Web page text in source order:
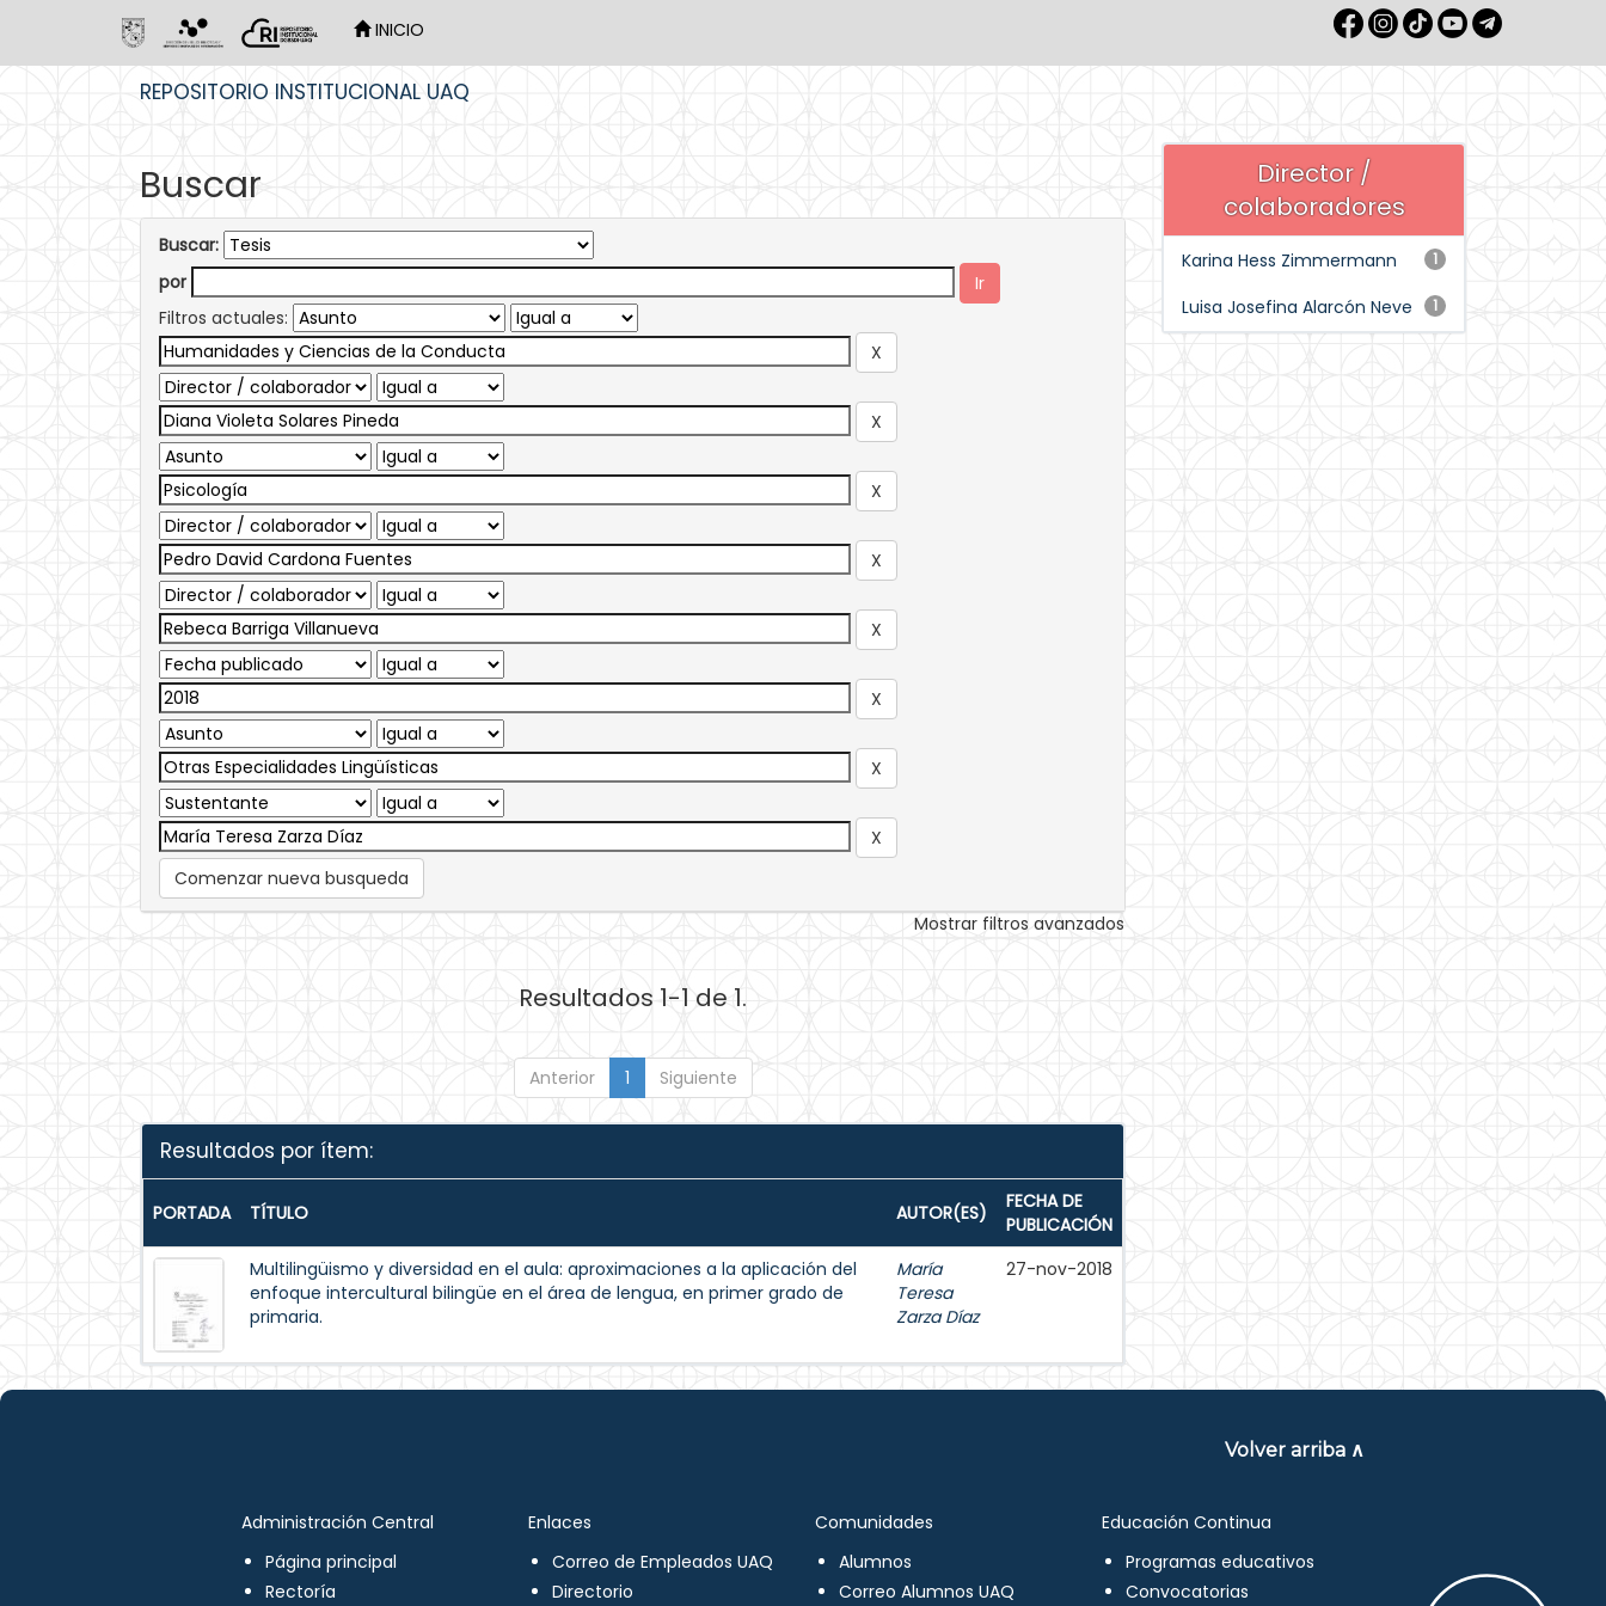
INICIO
REPOSITORIO INSTITUCIONAL UAQ
Buscar
Buscar:
por
Filtros actuales:
Comenzar nueva busqueda
Mostrar filtros avanzados
Resultados 1-1 de 1.
Anterior 1 Siguiente
Resultados por ítem:
PORTADA TÍTULO AUTOR(ES)
FECHA DE
PUBLICACIÓN
Multilingüismo y diversidad en el aula: aproximaciones a la aplicación del
enfoque intercultural bilingüe en el área de lengua, en primer grado de
primaria.
María
Teresa
Zarza Díaz
27-nov-2018
Director /
colaboradores
1
Karina Hess Zimmermann
1
Luisa Josefina Alarcón Neve
Volver arriba ∧
Administración Central
Página principal
Rectoría
Enlaces
Correo de Empleados UAQ
Directorio
Comunidades
Alumnos
Correo Alumnos UAQ
Educación Continua
Programas educativos
Convocatorias